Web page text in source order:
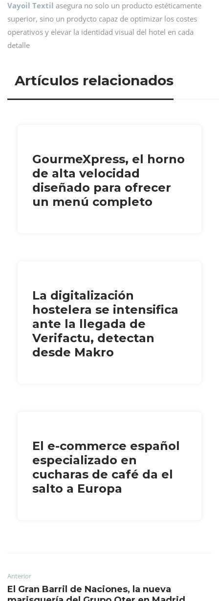
Vayoil Textil asegura no solo un producto estéticamente
superior, sino un prodycto capaz de optimizar los costes
operativos y elevar la identidad visual del hotel en cada
detalle
Artículos relacionados
GourmeXpress, el horno
de alta velocidad
diseñado para ofrecer
un menú completo
La digitalización
hostelera se intensifica
ante la llegada de
Verifactu, detectan
desde Makro
El e-commerce español
especializado en
cucharas de café da el
salto a Europa
Anterior
El Gran Barril de Naciones, la nueva